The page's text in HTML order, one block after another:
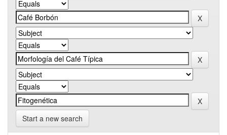
Start a new search